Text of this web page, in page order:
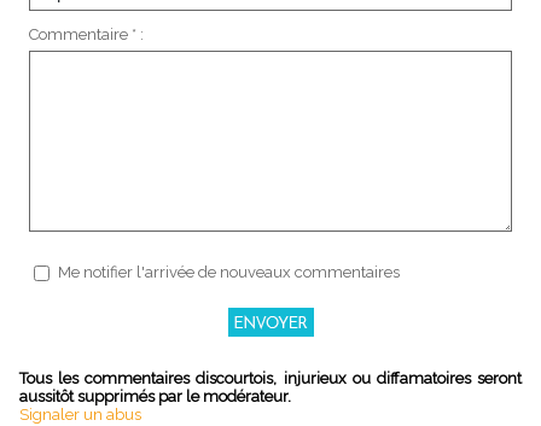
Commentaire * :
Me notifier l'arrivée de nouveaux commentaires
Tous les commentaires discourtois, injurieux ou diffamatoires seront
aussitôt supprimés par le modérateur.
Signaler un abus